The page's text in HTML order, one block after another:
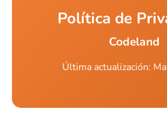
Política de
Codeland
Última actualización: